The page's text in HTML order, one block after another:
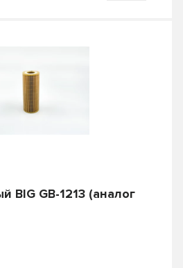
BIG GB-1213 (аналог